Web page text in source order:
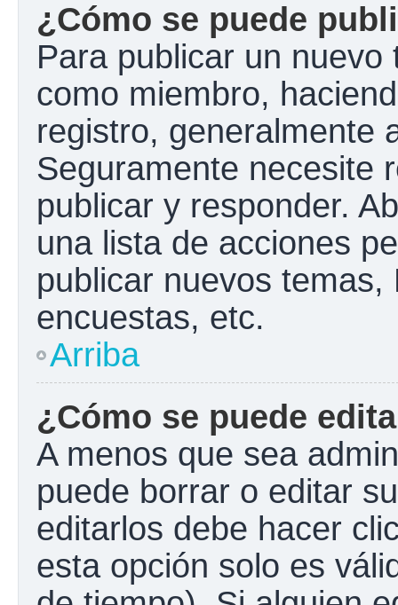
¿Cómo se puede
Para publicar un
como miembro,
registro, generalmente
Seguramente necesite
publicar y responder.
una lista de acciones
publicar nuevos
encuestas, etc.
Arriba
¿Cómo se puede
A menos que sea
puede borrar o editar
editarlos debe hacer
esta opción solo es